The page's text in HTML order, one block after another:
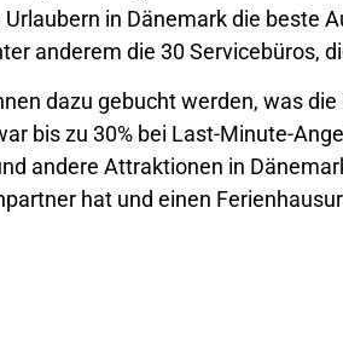
Urlaubern in Dänemark die beste
anderem die 30 Servicebüros,
dazu gebucht werden, was
bis zu 30% bei Last-Minute-
andere Attraktionen in
hat und einen